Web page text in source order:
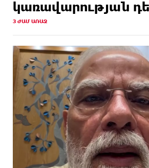
կառավարության
3 ԺԱՄ ԱՌԱՋ